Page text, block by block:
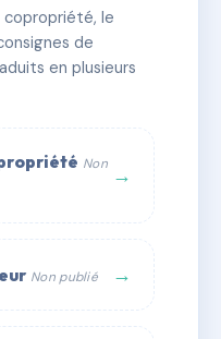
les-Eaux
🏗 1 bâtiment(s)
💬 WhatsApp
le
de
en plusieurs
Non →
Non publié →